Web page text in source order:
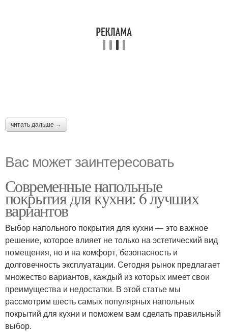
читать дальше →
Вас может заинтересовать
Современные напольные
покрытия для кухни: 6 лучших
вариантов
Выбор напольного покрытия для кухни — это важное
решение, которое влияет не только на эстетический вид
помещения, но и на комфорт, безопасность и
долговечность эксплуатации. Сегодня рынок предлагает
множество вариантов, каждый из которых имеет свои
преимущества и недостатки. В этой статье мы
рассмотрим шесть самых популярных напольных
покрытий для кухни и поможем вам сделать правильный
выбор.